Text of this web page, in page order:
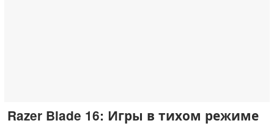
Razer Blade 16: Игры в тихом режиме